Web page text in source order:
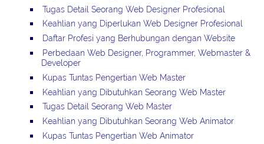
Tugas Detail Seorang Web Designer Profesional
Keahlian yang Diperlukan Web Designer Profesional
Daftar Profesi yang Berhubungan dengan Website
Perbedaan Web Designer, Programmer, Webmaster &
Developer
Kupas Tuntas Pengertian Web Master
Keahlian yang Dibutuhkan Seorang Web Master
Tugas Detail Seorang Web Master
Keahlian yang Dibutuhkan Seorang Web Animator
Kupas Tuntas Pengertian Web Animator